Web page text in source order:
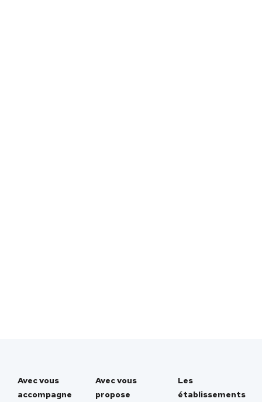
Avec vous
accompagne
Avec vous
propose
Les
établissements